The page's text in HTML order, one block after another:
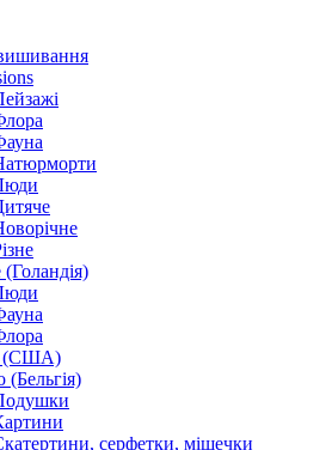
(США)
(Бельгія)
серфетки, мішечки